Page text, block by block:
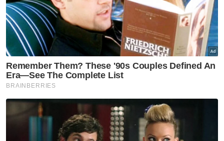
Isu fitnah pada hari ini semakin menjadi-jadi.
Amat penting agar kita menyemak sesuatu
fakta atau berita terlebih dahulu sebelum
kita menyebarkannya. Ketahuilah, kita
bertanggungjawab dengan apa yang kita
ungkapkan.